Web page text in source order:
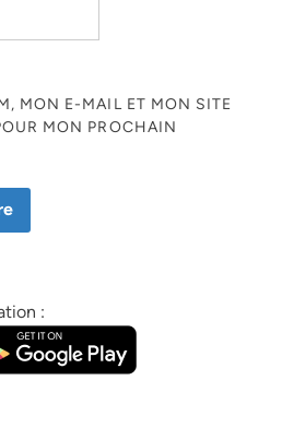
MON E-MAIL ET MON SITE
MON PROCHAIN
: